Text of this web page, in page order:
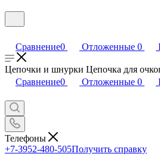
Сравнение0 Отложенные 0
Цепочки и шнурки Цепочка для
Сравнение0 Отложенные 0
Телефоны
+7-3952-480-505Получить справку